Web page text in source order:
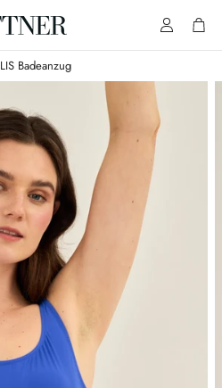
AccountCart
LIS Badeanzug